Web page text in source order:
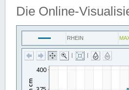
Die Online-